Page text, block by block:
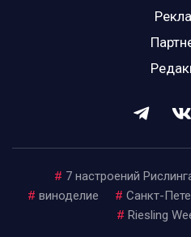
# 7 настроений
# виноделие # Санкт-
# Riesling